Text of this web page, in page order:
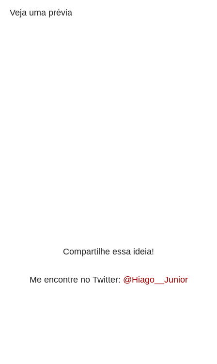
Veja uma prévia
Compartilhe essa ideia!
Me encontre no Twitter: @Hiago__Junior